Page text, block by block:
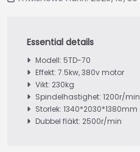
Modell: 5TD-70
Effekt: 7.5kw, 380v motor
Vikt: 230kg
Spindelhastighet: 1200r/min
Storlek: 1340*2030*1380mm
Dubbel fläkt: 2500r/min